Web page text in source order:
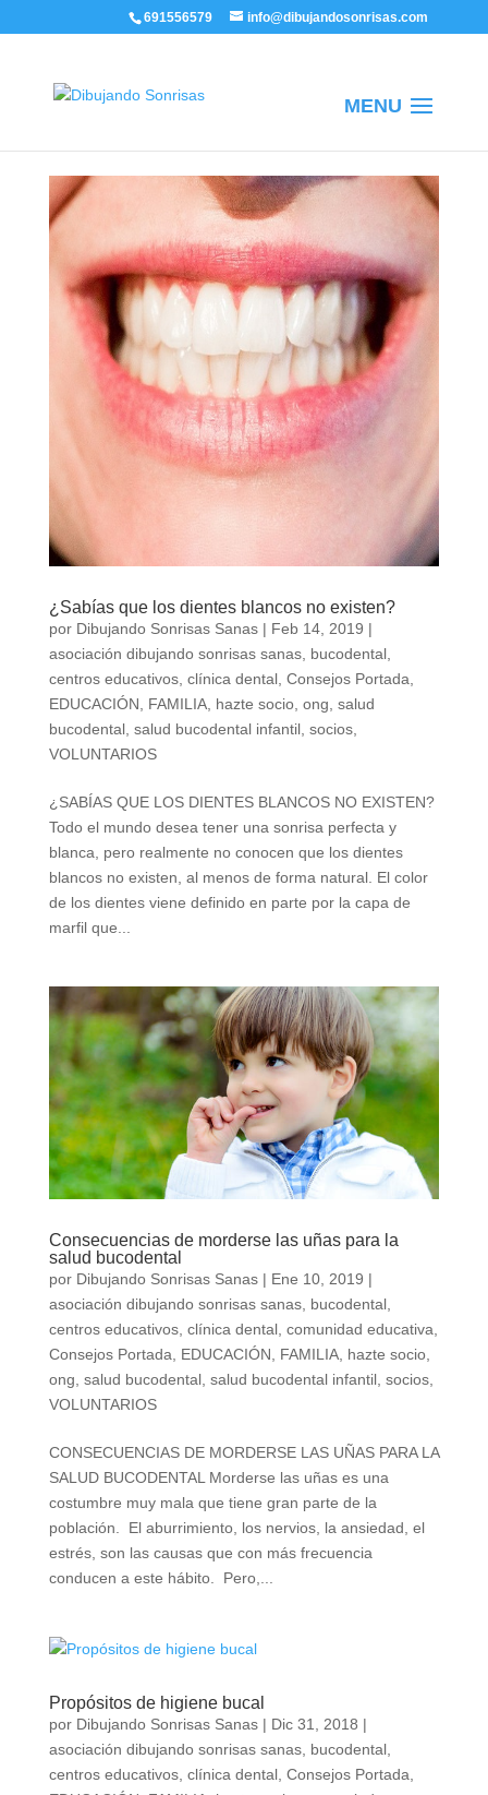
691556579 info@dibujandosonrisas.com
¿Sabías que los dientes blancos no existen?
por Dibujando Sonrisas Sanas| Feb 14, 2019 |
asociación dibujando sonrisas sanas, bucodental,
centros educativos, clínica dental, Consejos Portada,
EDUCACIÓN, FAMILIA, hazte socio, ong, salud
bucodental, salud bucodental infantil, socios,
VOLUNTARIOS
¿SABÍAS QUE LOS DIENTES BLANCOS NO EXISTEN?
Todo el mundo desea tener una sonrisa perfecta y
blanca, pero realmente no conocen que los dientes
blancos no existen, al menos de forma natural. El color
de los dientes viene definido en parte por la capa de
marfil que...
Consecuencias de morderse las uñas para la
salud bucodental
por Dibujando Sonrisas Sanas| Ene 10, 2019 |
asociación dibujando sonrisas sanas, bucodental,
centros educativos, clínica dental, comunidad educativa
Consejos Portada
EDUCACIÓN FAMILIA, hazte socio,
ong salud bucodental, salud bucodental infantil, socios,
VOLUNTARIOS
CONSECUENCIAS DE MORDERSE LAS UÑAS PARA LA
SALUD BUCODENTAL Morderse las uñas es una
costumbre muy mala que tiene gran parte de la
población. El aburrimiento, los nervios, la ansiedad, el
estrés, son las causas que con más frecuencia
conducen a este hábito. Pero,...
Propósitos de higiene bucal
por Dibujando Sonrisas Sanas| Dic 31, 2018 |
asociación dibujando sonrisas sanas, bucodental,
centros educativos, clínica dental, Consejos Portada